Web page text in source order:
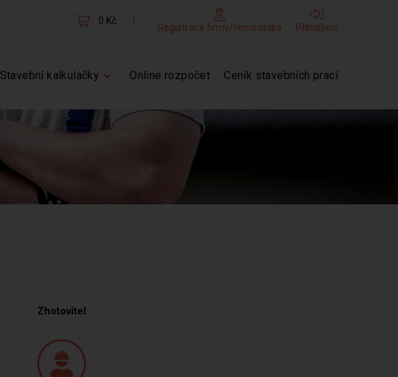
0 Kč
Registrace firmy/řemeslníka Přihlášení
Stavební kalkulačky Online rozpočet Ceník stavebních prací
Zhotovitel